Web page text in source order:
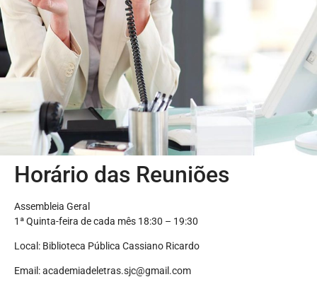
Horário das Reuniões
Assembleia Geral
1ª Quinta-feira de cada mês 18:30 – 19:30
Local: Biblioteca Pública Cassiano Ricardo
Email: academiadeletras.sjc@gmail.com